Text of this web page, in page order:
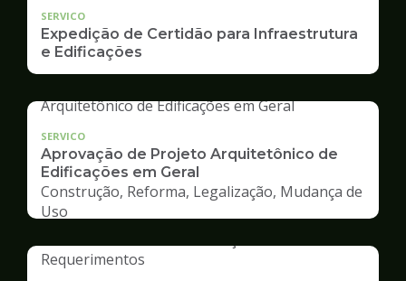
SERVICO
Expedição de Certidão para Infraestrutura
e Edificações
SERVICO
Aprovação de Projeto Arquitetônico de
Edificações em Geral
Construção, Reforma, Legalização, Mudança de
Uso